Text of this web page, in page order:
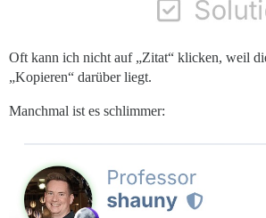
Oft kann ich nicht auf „Zitat“ klicken, weil
„Kopieren“ darüber liegt.
Manchmal ist es schlimmer: